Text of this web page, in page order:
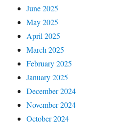
June 2025
May 2025
April 2025
March 2025
February 2025
January 2025
December 2024
November 2024
October 2024